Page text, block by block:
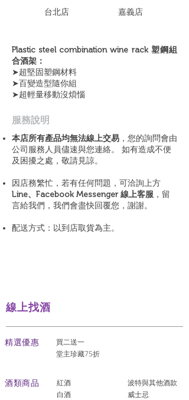
​台北店 嘉義店
Plastic steel combination wine rack 塑鋼組
合酒架：
➤超堅固塑鋼材料
➤百變造型隨你組
➤超輕量移動沒煩惱
​服務說明
本店所有產品均無法線上交易 ，您的詢問會由
公司服務人員儘速與您連絡。 如有造成不便
及困擾之處，敬請見諒。
因店務繁忙，若有任何問題，可洽詢上方
Line、Facebook Messenger 線上客服 ，留
言給我們，我們會盡快回覆您，謝謝。
配送方式：以到店取貨為主。
線上找酒
​精選優惠
買二送一
堂主珍藏75折
酒類商品
紅酒
白酒
波特與其他酒款
威士忌